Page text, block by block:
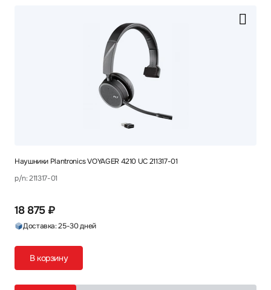
Наушники Plantronics VOYAGER 4210 UC 211317-01
p/n: 211317-01
18 875 ₽
Доставка: 25-30 дней
В корзину